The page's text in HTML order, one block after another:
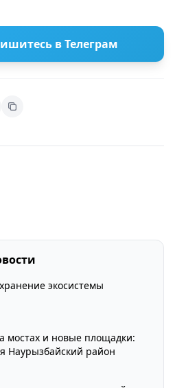
в Телеграм
экосистемы
мостах и новые площадки:
Наурызбайский район